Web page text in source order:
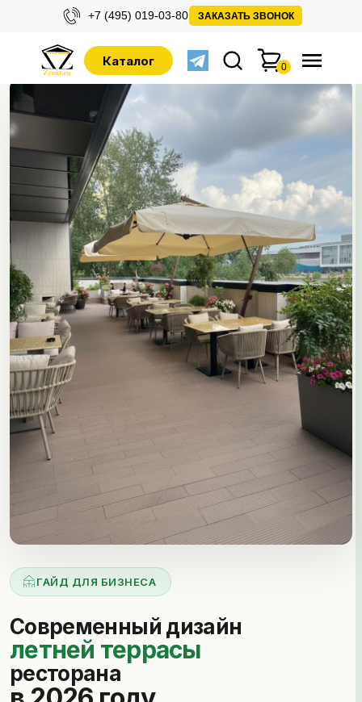
+7 (495) 019-03-80 ЗАКАЗАТЬ ЗВОНОК
0
Каталог
ГАЙД ДЛЯ БИЗНЕСА
Современный дизайн
летней террасы
ресторана